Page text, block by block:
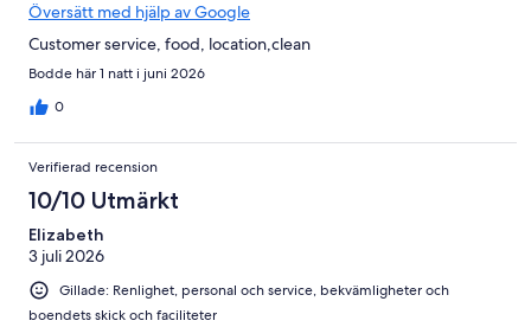
Översätt med hjälp av Google
Customer service, food, location,clean
Bodde här 1 natt i juni 2026
0
Verifierad recension
10/10 Utmärkt
Elizabeth
3 juli 2026
Gillade: Renlighet, personal och service, bekvämligheter och
boendets skick och faciliteter